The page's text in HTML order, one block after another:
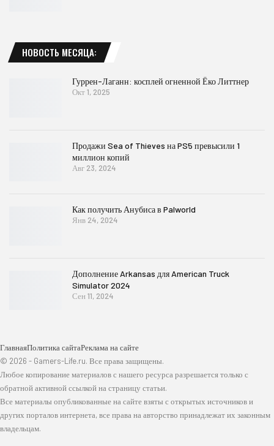
НОВОСТЬ МЕСЯЦА:
Гуррен-Лаганн: косплей огненной Ёко Литтнер
Окт 1, 2025
Продажи Sea of Thieves на PS5 превысили 1
миллион копий
Авг 23, 2024
Как получить Анубиса в Palworld
Янв 24, 2024
Дополнение Arkansas для American Truck
Simulator 2024
Сен 11, 2024
ГлавнаяПолитика сайтаРеклама на сайте
© 2026 - Gamers-Life.ru. Все права защищены.
Любое копирование материалов с нашего ресурса разрешается только с
обратной активной ссылкой на страницу статьи.
Все материалы опубликованные на сайте взяты с открытых источников и
других порталов интернета, все права на авторство принадлежат их законным
владельцам.